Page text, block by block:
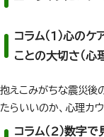
コラム（1）心の
ことの大切さ（
抱えこみがちな震災後
たらいいのか、心理カ
コラム（2）数字